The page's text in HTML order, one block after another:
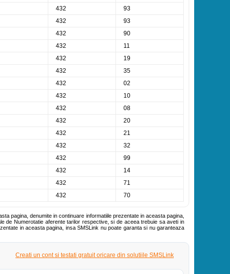
432
93
432
93
432
90
432
11
432
19
432
35
432
02
432
10
432
08
432
20
432
21
432
32
432
99
432
14
432
71
432 70
pagina, denumite in continuare informatiile prezentate in aceasta pagina,
de Numerotatie aferente tarilor respective, si de aceea trebuie sa aveti in
in aceasta pagina, insa SMSLink nu poate garanta si nu garanteaza
Creati un cont si testati gratuit oricare din solutiile SMSLink